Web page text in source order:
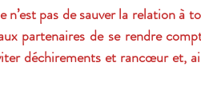
pas de sauver la relation à
partenaires de se rendre
déchirements et rancœur et,